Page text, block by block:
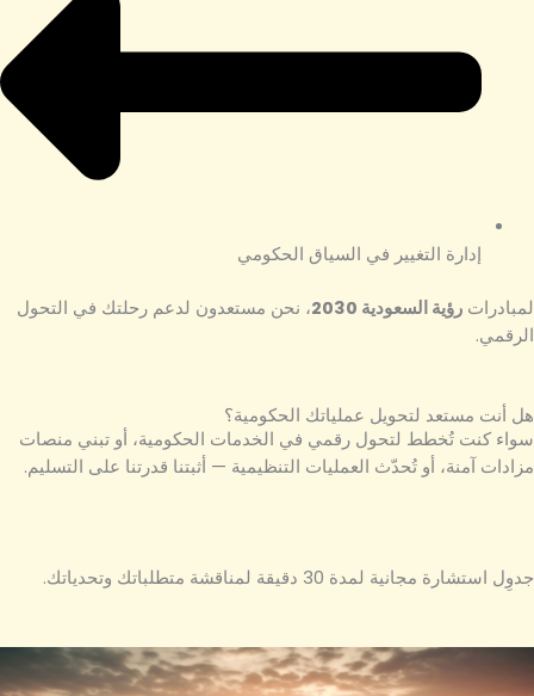
إدارة التغيير في السياق الحكومي
لمبادرات رؤية السعودية 2030
، نحن مستعدون لدعم رحلتك في التحول
الرقمي.
هل أنت مستعد لتحويل عملياتك الحكومية؟
سواء كنت تُخطط لتحول رقمي في الخدمات الحكومية، أو تبني منصات
مزادات آمنة، أو تُحدّث العمليات التنظيمية — أثبتنا قدرتنا على التسليم.
جدوِل استشارة مجانية لمدة 30 دقيقة لمناقشة متطلباتك وتحدياتك.